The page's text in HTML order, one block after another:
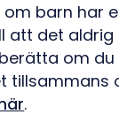
om barn har
att det
om du
.